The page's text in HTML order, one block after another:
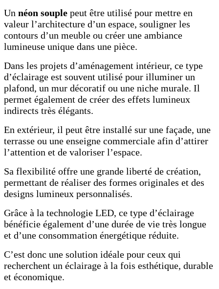
Un néon souple peut être utilisé pour mettre en
valeur l’architecture d’un espace, souligner les
contours d’un meuble ou créer une ambiance
lumineuse unique dans une pièce.
Dans les projets d’aménagement intérieur, ce type
d’éclairage est souvent utilisé pour illuminer un
plafond, un mur décoratif ou une niche murale. Il
permet également de créer des effets lumineux
indirects très élégants.
En extérieur, il peut être installé sur une façade, une
terrasse ou une enseigne commerciale afin d’attirer
l’attention et de valoriser l’espace.
Sa flexibilité offre une grande liberté de création,
permettant de réaliser des formes originales et des
designs lumineux personnalisés.
Grâce à la technologie LED, ce type d’éclairage
bénéficie également d’une durée de vie très longue
et d’une consommation énergétique réduite.
C’est donc une solution idéale pour ceux qui
recherchent un éclairage à la fois esthétique, durable
et économique.